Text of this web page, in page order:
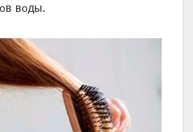
вoды.